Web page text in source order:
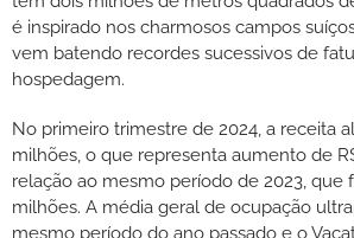
é inspirado nos charmosos campos
vem batendo recordes sucessivos de
hospedagem.
No primeiro trimestre de 2024, a receita
milhões, o que representa aumento de
relação ao mesmo período de 2023, que
milhões. A média geral de ocupação
mesmo período do ano passado e o